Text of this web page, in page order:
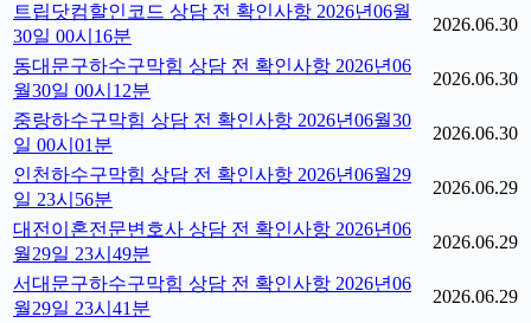
트립닷컴할인코드 상담 전 확인사항 2026년06월
30일 00시16분
2026.06.30
동대문구하수구막힘 상담 전 확인사항 2026년06
월30일 00시12분
2026.06.30
중랑하수구막힘 상담 전 확인사항 2026년06월30
일 00시01분
2026.06.30
인천하수구막힘 상담 전 확인사항 2026년06월29
일 23시56분
2026.06.29
대전이혼전문변호사 상담 전 확인사항 2026년06
월29일 23시49분
2026.06.29
서대문구하수구막힘 상담 전 확인사항 2026년06
월29일 23시41분
2026.06.29